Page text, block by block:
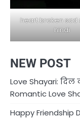
heart broken sad
hindi
NEW POST
Love Shayari: दिल
Romantic Love
Happy Friendship